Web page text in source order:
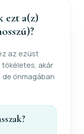
ezt a(z)
az ezüst
akár
önmagában